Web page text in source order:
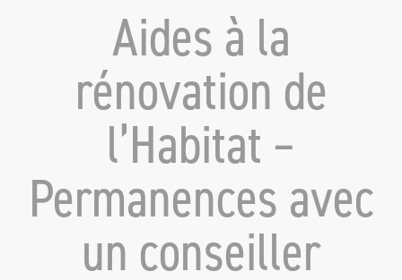
Aides à la
rénovation de
l’Habitat –
Permanences avec
un conseiller